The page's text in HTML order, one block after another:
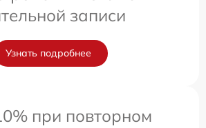
записи
Узнать подробнее
при повторном